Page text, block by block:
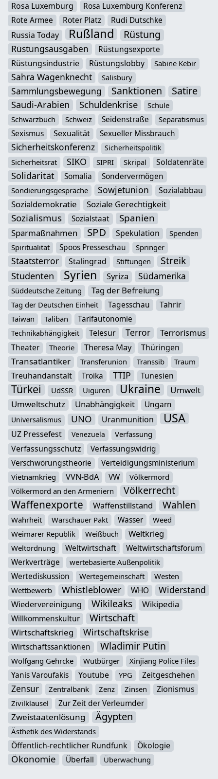
Rosa Luxemburg
Rosa Luxemburg Konferenz
Rote Armee
Roter Platz
Rudi Dutschke
Russia Today
Rußland Rüstung
Rüstungsausgaben
Rüstungsexporte
Rüstungsindustrie
Rüstungslobby Sabine Kebir
Sahra Wagenknecht Salisbury
Sammlungsbewegung Sanktionen Satire
Saudi-Arabien Schuldenkrise
Schule
Schwarzbuch
Schweiz Seidenstraße Separatismus
Sexismus Sexualität Sexueller Missbrauch
Sicherheitskonferenz Sicherheitspolitik
Sicherheitsrat SIKO SIPRI Skripal Soldatenräte
Solidarität Somalia Sondervermögen
Sondierungsgespräche Sowjetunion Sozialabbau
Sozialdemokratie Soziale Gerechtigkeit
Sozialismus Sozialstaat Spanien
Sparmaßnahmen SPD Spekulation
Spenden
Spiritualität
Spoos Presseschau Springer
Staatsterror Stalingrad Stiftungen Streik
Studenten Syrien Syriza Südamerika
Süddeutsche Zeitung Tag der Befreiung
Tag der Deutschen Einheit Tagesschau Tahrir
Taiwan Taliban Tarifautonomie
Technikabhängigkeit Telesur Terror Terrorismus
Theater Theorie Theresa May Thüringen
Transatlantiker Transferunion Transsib Traum
Treuhandanstalt Troika TTIP Tunesien
Türkei UdSSR Uiguren Ukraine
Umwelt
Umweltschutz
Unabhängigkeit Ungarn
Universalismus UNO Uranmunition USA
UZ Pressefest Venezuela Verfassung
Verfassungsschutz
Verfassungswidrig
Verschwörungstheorie
Verteidigungsministerium
Vietnamkrieg VVN-BdA VW
Völkermord
Völkermord an den Armeniern
Völkerrecht
Waffenexporte Waffenstillstand Wahlen
Wahrheit Warschauer Pakt Wasser
Weed
Weimarer Republik
Weißbuch Weltkrieg
Weltordnung Weltwirtschaft
Weltwirtschaftsforum
Werkverträge
wertebasierte Außenpolitik
Wertediskussion Wertegemeinschaft
Westen
Wettbewerb
Whistleblower WHO Widerstand
Wiedervereinigung Wikileaks Wikipedia
Willkommenskultur Wirtschaft
Wirtschaftskrieg Wirtschaftskrise
Wirtschaftssanktionen Wladimir Putin
Wolfgang Gehrcke Wutbürger Xinjiang Police Files
Yanis Varoufakis Youtube YPG Zeitgeschehen
Zensur Zentralbank Zenz Zinsen Zionismus
Zivilklausel Zur Zeit der Verleumder
Zweistaatenlösung Ägypten
Ästhetik des Widerstands
Öffentlich-rechtlicher Rundfunk Ökologie
Ökonomie Überfall Überwachung